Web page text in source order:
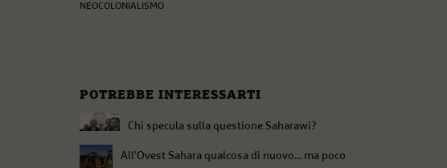
NEOCOLONIALISMO
POTREBBE INTERESSARTI
Chi specula sulla questione Saharawi?
All'Ovest Sahara qualcosa di nuovo... ma poco